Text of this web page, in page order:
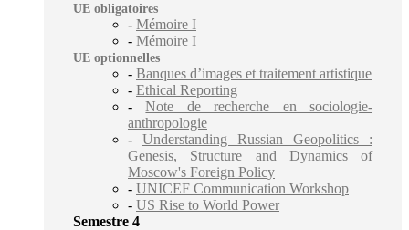
UE obligatoires
- Mémoire I
- Mémoire I
UE optionnelles
- Banques d’images et traitement artistique
- Ethical Reporting
-Note de recherche en sociologie-
anthropologie
- Understanding Russian Geopolitics :
Genesis, Structure and Dynamics of
Moscow's Foreign Policy
- UNICEF Communication Workshop
- US Rise to World Power
Semestre 4